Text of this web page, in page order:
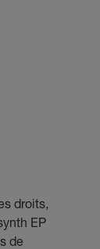
droits,
EP
de